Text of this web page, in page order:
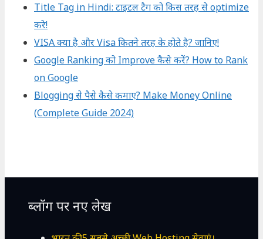
Title Tag in Hindi: टाइटल टैग को किस तरह से optimize
करे!
VISA क्या है और Visa कितने तरह के होते है? जानिए!
Google Ranking को Improve कैसे करें? How to Rank
on Google
Blogging से पैसे कैसे कमाए? Make Money Online
(Complete Guide 2024)
ब्लॉग पर नए लेख